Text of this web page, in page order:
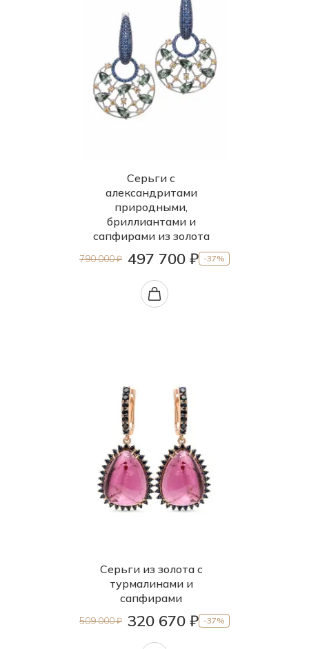
Серьги с
александритами
природными,
бриллиантами и
сапфирами из золота
790 000 ₽ 497 700 ₽ -37%
Серьги из золота с
турмалинами и
сапфирами
509 000 ₽ 320 670 ₽ -37%